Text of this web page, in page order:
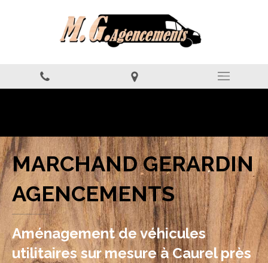
MARCHAND GERARDIN
AGENCEMENTS
Aménagement de véhicules
utilitaires sur mesure à Caurel près